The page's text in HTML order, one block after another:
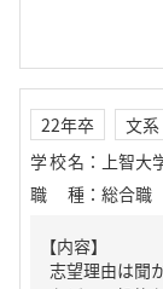
22年卒 文系
学校名 ： 上智大
職種 ： 総合職
【内容】
志望理由は聞